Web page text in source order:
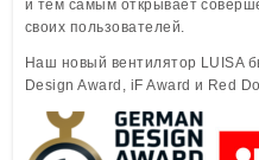
и тем самым открывает
своих пользователей.
Наш новый вентилятор LUISA
Design Award, iF Award и Red